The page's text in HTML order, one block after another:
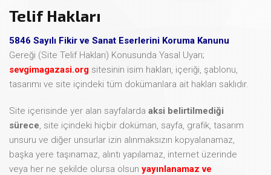
Telif Hakları
5846 Sayılı Fikir ve Sanat Eserlerini Koruma Kanunu
Gereği (Site Telif Hakları) Konusunda Yasal Uyarı;
sevgimagazasi.org sitesinin isim hakları, içeriği, şablonu,
tasarımı ve site içindeki tüm dokümanlara ait hakları saklıdır.
Site içerisinde yer alan sayfalarda aksi belirtilmediği
sürece, site içindeki hiçbir doküman, sayfa, grafik, tasarım
unsuru ve diğer unsurlar izin alınmaksızın kopyalanamaz,
başka yere taşınamaz, alıntı yapılamaz, internet üzerinde
veya her ne şekilde olursa olsun yayınlanamaz ve